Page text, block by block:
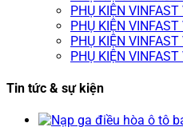
PHỤ KIỆN VINFAST
PHỤ KIỆN VINFAST
PHỤ KIỆN VINFAST
PHỤ KIỆN VINFAST
Tin tức & sự kiện